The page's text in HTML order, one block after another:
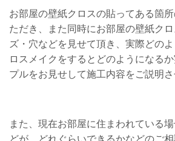
お部屋の壁紙クロスの貼ってある箇
ただき、また同時にお部屋の壁紙ク
ズ・穴などを見せて頂き、実際どの
ロスメイクをするとどのようになる
プルをお見せして施工内容をご説明さ
また、現在お部屋に住まわれている
どが、どれぐらいできるかなどのご